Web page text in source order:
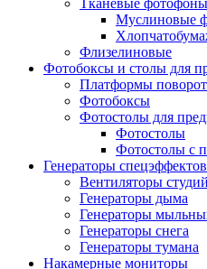
Тканевые фотофоны
Муслиновые
Флизелиновые
Фотобоксы и столы для
Платформы
Фотобоксы
Фотостолы для
Фотостолы
Фотостолы с
Генераторы спецэффектов
Вентиляторы
Генераторы дыма
Генераторы
Генераторы снега
Генераторы тумана
Накамерные мониторы